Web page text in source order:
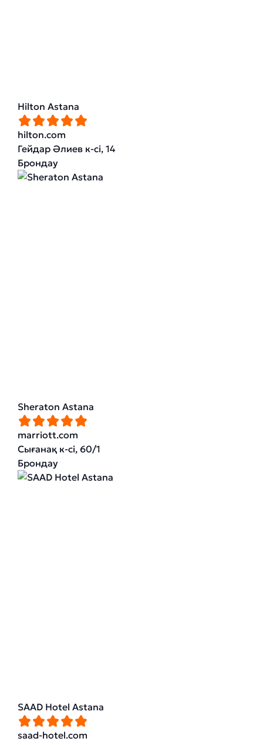
Hilton Astana
hilton.com
Гейдар Әлиев к-сі, 14
Брондау
Sheraton Astana
marriott.com
Сығанақ к-сі, 60/1
Брондау
SAAD Hotel Astana
saad-hotel.com